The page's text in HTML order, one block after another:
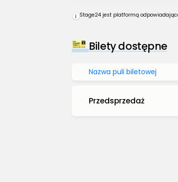
i Stage24 jest platformą
Bilety dostępne
Nazwa puli biletowej
Przedsprzedaż